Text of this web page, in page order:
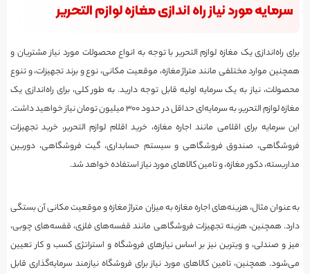
سرمایه مورد نیاز راه اندازی مغازه لوازم التحریر
برای راه‌اندازی یک مغازه لوازم التحریر با توجه به انواع محصولات مورد نیاز مشتریان و
همچنین موارد مختلفی مانند متراژ مغازه، موقعیت مکانی، نوع و برند تجهیزات، و تنوع
محصولات، نیاز به یک سرمایه اولیه قابل توجه دارید. به طور کلی، برای راه‌اندازی یک
مغازه لوازم التحریر، به سرمایه‌ای حداقل در حدود ۳۰۰ میلیون تومان نیاز خواهید داشت.
این سرمایه برای اقلامی مانند اجاره مغازه، خرید اقلام لوازم التحریر، خرید تجهیزات
فروشگاهی، صندوق فروشگاهی و سیستم حسابداری، گیت فروشگاهی، دوربین
مداربسته، دکور مغازه، و تامین کالاهای مورد نیاز استفاده خواهد شد.
به عنوان مثال، هزینه‌های اجاره مغازه به میزان متراژ مغازه و موقعیت مکانی آن بستگی
دارد. همچنین، هزینه تجهیزات فروشگاهی مانند قفسه‌های فلزی، قفسه‌های چوبی،
میز و صندلی، و ویترین نیز بر اساس نیازهای فروشگاه و استراتژی کسب و کار تعیین
می‌شود. همچنین، تامین کالاهای مورد نیاز برای فروشگاه نیازمند سرمایه‌گذاری قابل